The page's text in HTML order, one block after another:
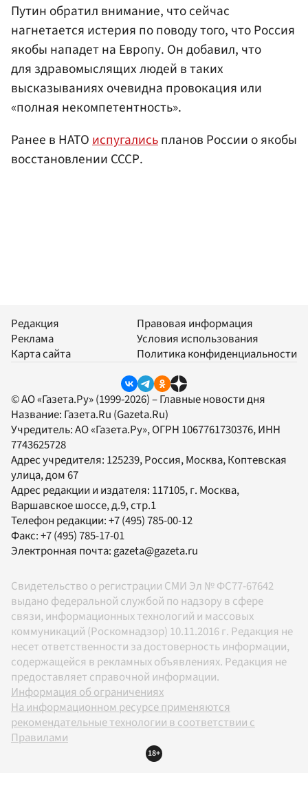
Путин обратил внимание, что сейчас
нагнетается истерия по поводу того, что Россия
якобы нападет на Европу. Он добавил, что
для здравомыслящих людей в таких
высказываниях очевидна провокация или
«полная некомпетентность».
Ранее в НАТОиспугалисьпланов России о якобы
восстановлении СССР.
Редакция
Реклама
Карта сайта
Правовая информация
Условия использования
Политика конфиденциальности
© АО «Газета.Ру» (1999-2026) – Главные новости дня
Название: Газета.Ru (Gazeta.Ru)
Учредитель:АО «Газета.Ру», ОГРН 1067761730376, ИНН
7743625728
Адрес учредителя: 125239, Россия, Москва, Коптевская
улица, дом 67
Адрес редакции и издателя: 117105, г. Москва,
Варшавское шоссе, д.9, стр.1
Телефон редакции:+7 (495) 785-00-12
Факс:+7 (495) 785-17-01
Электронная почта:gazeta@gazeta.ru
Свидетельство о регистрации СМИ Эл № ФС77-67642
выдано федеральной службой по надзору в сфере
связи, информационных технологий и массовых
коммуникаций (Роскомнадзор) 10.11.2016 г. Редакция не
несет ответственности за достоверность информации,
содержащейся в рекламных объявлениях. Редакция не
предоставляет справочной информации.
Информация об ограничениях
На информационном ресурсе применяются
рекомендательные технологии в соответствии с
Правилами
18+